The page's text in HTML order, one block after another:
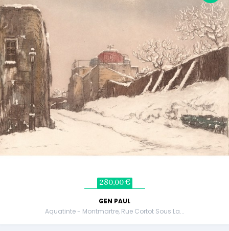
280,00 €
GEN PAUL
Aquatinte - Montmartre, Rue Cortot Sous La...